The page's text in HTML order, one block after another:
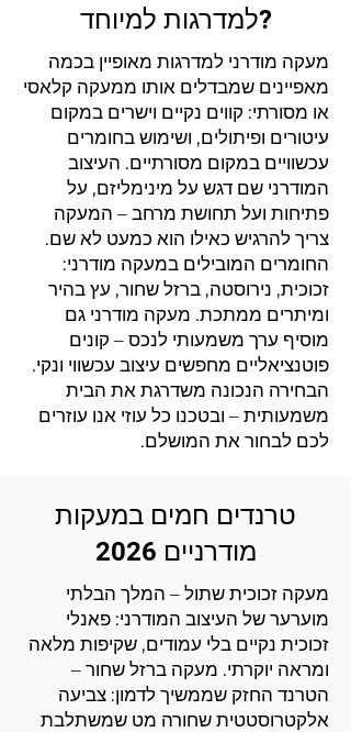
למדרגות למיוחד?
מעקה מודרני למדרגות מאופיין בכמה
מאפיינים שמבדלים אותו ממעקה קלאסי
או מסורתי: קווים נקיים וישרים במקום
עיטורים ופיתולים, ושימוש בחומרים
עכשוויים במקום מסורתיים. העיצוב
המודרני שם דגש על מינימליזם, על
פתיחות ועל תחושת מרחב – המעקה
צריך להרגיש כאילו הוא כמעט לא שם.
החומרים המובילים במעקה מודרני:
זכוכית, נירוסטה, ברזל שחור, עץ בהיר
ומיתרים ממתכת. מעקה מודרני גם
מוסיף ערך משמעותי לנכס – קונים
פוטנציאליים מחפשים עיצוב עכשווי ונקי.
הבחירה הנכונה משדרגת את הבית
משמעותית – ובטכנו כל עוזי אנו עוזרים
לכם לבחור את המושלם.
טרנדים חמים במעקות
מודרניים 2026
מעקה זכוכית שתול – המלך הבלתי
מוערער של העיצוב המודרני: פאנלי
זכוכית נקיים בלי עמודים, שקיפות מלאה
ומראה יוקרתי. מעקה ברזל שחור –
הטרנד החזק שממשיך לדמון: צביעה
אלקטרוסטטית שחורה מט שמשתלבת